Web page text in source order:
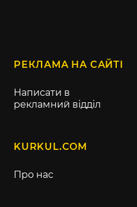
РЕКЛАМА НА САЙТІ
Написати в
рекламний відділ
KURKUL.COM
Про нас